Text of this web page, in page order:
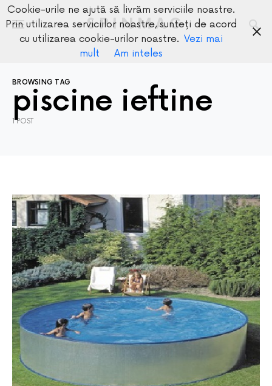
SPINMAG
BROWSING TAG
piscine ieftine
1 POST
Cookie-urile ne ajută să livrăm serviciile noastre.
Prin utilizarea serviciilor noastre, sunteți de acord
cu utilizarea cookie-urilor noastre. Vezi mai
mult
Am inteles